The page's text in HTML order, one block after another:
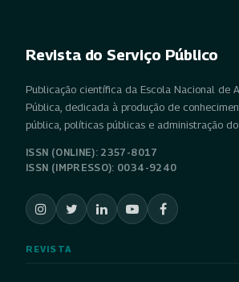
Revista do Serviço Público
Publicação científica da Escola Nacional de
Pública, dedicada à produção de
pública, políticas públicas e administração
ISSN (ONLINE): 2357-8017
ISSN (IMPRESSO): 0034-9240
REVISTA